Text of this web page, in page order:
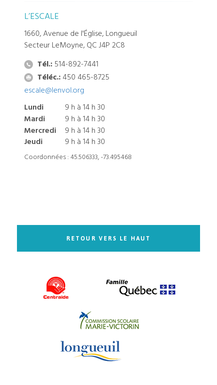
L’ESCALE
1660, Avenue de l'Église, Longueuil
Secteur LeMoyne, QC J4P 2C8
Tél.: 514-892-7441
Téléc.: 450 465-8725
escale@lenvol.org
Lundi
9 h à 14 h 30
Mardi
9 h à 14 h 30
Mercredi
9 h à 14 h 30
Jeudi
9 h à 14 h 30
Coordonnées : 45.506333, -73.495468
RETOUR VERS LE HAUT